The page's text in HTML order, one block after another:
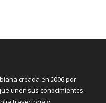
creada en 2006 por
unen sus conocimientos